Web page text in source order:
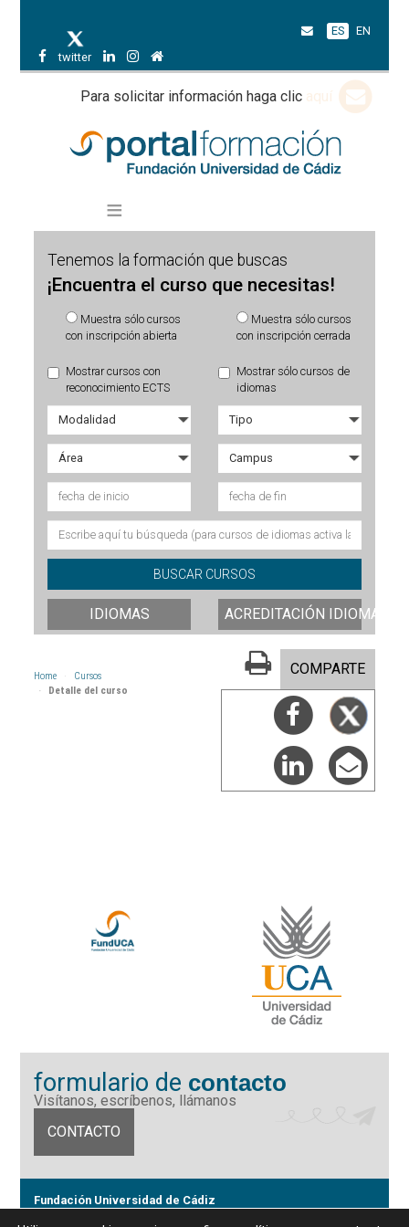
twitter
ES EN
Para solicitar información haga clic aquí
Tenemos la formación que buscas
¡Encuentra el curso que necesitas!
Muestra sólo cursos
con inscripción abierta
Muestra sólo cursos
con inscripción cerrada
Mostrar cursos con
reconocimiento ECTS
Mostrar sólo cursos de
idiomas
IDIOMAS ACREDITACIÓN IDIOMAS
Home
Cursos
Detalle del curso
COMPARTE
formulario de contacto
Visítanos, escríbenos, llámanos
CONTACTO
Fundación Universidad de Cádiz